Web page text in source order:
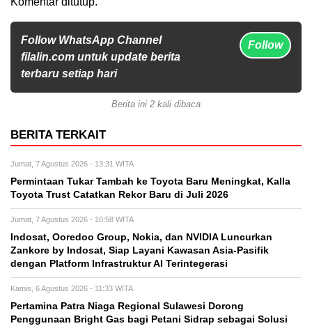
Follow WhatsApp Channel
filalin.com untuk update berita
terbaru setiap hari
Follow
Berita ini 2 kali dibaca
BERITA TERKAIT
Jumat, 7 Agustus 2026 - 13:31 WITA
Permintaan Tukar Tambah ke Toyota Baru Meningkat, Kalla
Toyota Trust Catatkan Rekor Baru di Juli 2026
Jumat, 7 Agustus 2026 - 10:58 WITA
Indosat, Ooredoo Group, Nokia, dan NVIDIA Luncurkan
Zankore by Indosat, Siap Layani Kawasan Asia-Pasifik
dengan Platform Infrastruktur AI Terintegerasi
Kamis, 6 Agustus 2026 - 11:33 WITA
Pertamina Patra Niaga Regional Sulawesi Dorong
Penggunaan Bright Gas bagi Petani Sidrap sebagai Solusi